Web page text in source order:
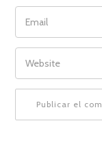
EMAIL
WEBSITE